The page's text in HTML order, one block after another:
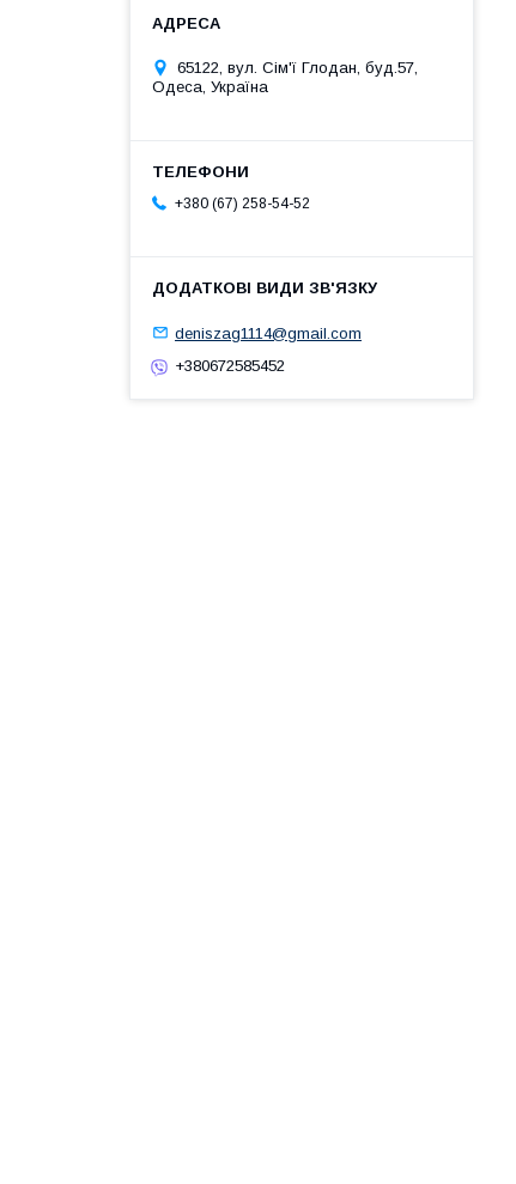
65122, вул. Сім'ї Глодан, буд.57,
Одеса, Україна
+380 (67) 258-54-52
deniszag1114@gmail.com
+380672585452